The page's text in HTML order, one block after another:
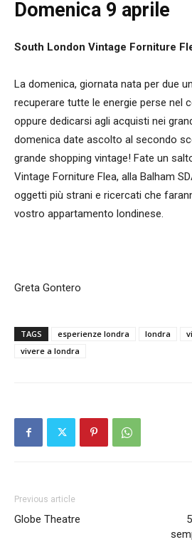
Domenica 9 aprile
South London Vintage Forniture
La domenica, giornata nata per due
recuperare tutte le energie perse nel
oppure dedicarsi agli acquisti nei
domenica date ascolto al secondo
grande shopping vintage! Fate un
Vintage Forniture Flea, alla Balham
oggetti più strani e ricercati che
vostro appartamento londinese.
Greta Gontero
TAGS esperienze londra londra
vivere a londra
Previous article
Globe Theatre